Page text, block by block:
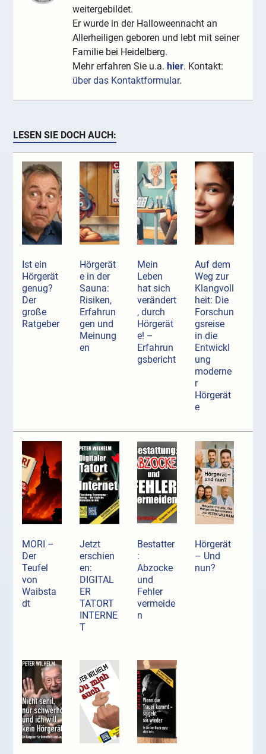
weitergebildet.
Er wurde in der Halloweennacht an
Allerheiligen geboren und lebt mit seiner
Familie bei Heidelberg.
Mehr erfahren Sie u.a.hier. Kontakt:
über das Kontaktformular.
LESEN SIE DOCH AUCH:
Ist ein
Hörgerät
genug?
Der
große
Ratgeber
Hörgerät
e in der
Sauna:
Risiken,
Erfahrun
gen und
Meinung
en
Mein
Leben
hat sich
verändert
, durch
Hörgerät
e! –
Erfahrun
gsbericht
Auf dem
Weg zur
Klangvoll
heit: Die
Forschun
gsreise
in die
Entwickl
ung
moderne
r
Hörgerät
e
MORI –
Der
Teufel
von
Waibsta
dt
Jetzt
erschien
en:
DIGITAL
ER
TATORT
INTERNE
T
Bestatter
:
Abzocke
und
Fehler
vermeide
n
Hörgerät
– Und
nun?